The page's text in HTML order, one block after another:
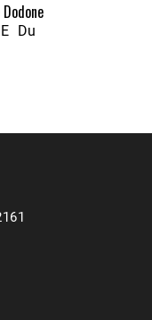
Kapia
Du